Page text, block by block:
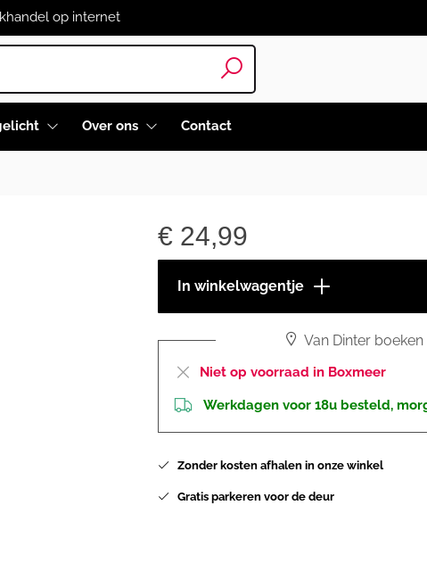
op internet
Over ons Contact
€ 24,99
In winkelwagentje
Van Dinter boeken
Niet op voorraad in Boxmeer
Werkdagen voor 18u besteld,
Zonder kosten afhalen in onze winkel
Gratis parkeren voor de deur